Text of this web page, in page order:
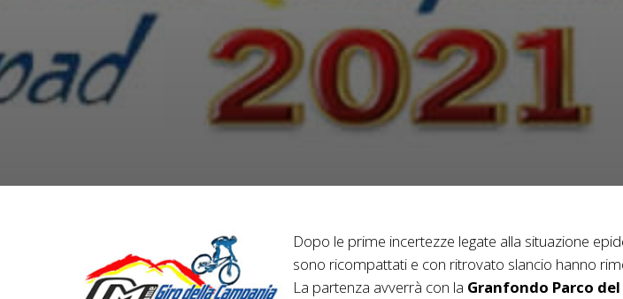
Dopo le prime incertezze legate alla situazione
sono ricompattati e con ritrovato slancio hanno
La partenza avverrà con la Granfondo Parco del